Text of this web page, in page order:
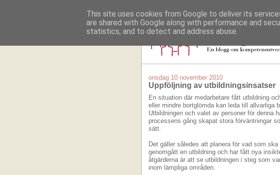
onsdag 10 november 2010
Uppföljning av utbildningsinsatser
En situation där medarbetare fått utbildning
eller mindre bortglömda kan leda till allvarliga
Utbildningen och valet av personer för denna
processens gång skapat stora förväntningar
sätt.
Det gäller således att planera för vad som ska
genomgått en utbildning och har fått nya
åtgärderna är att se utbildningen i steg som
inom lämpliga områden.
This site uses cookies from Google to deliver its
are shared with Google along with performance and
statistics, and to detect and address abuse.